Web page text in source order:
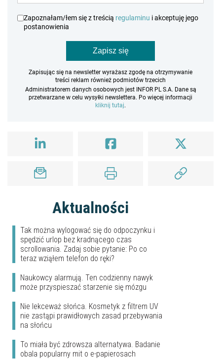
Zapoznałam/łem się z treścią regulaminu i akceptuję jego
postanowienia
Zapisz się
Zapisując się na newsletter wyrażasz zgodę na otrzymywanie
treści reklam również podmiotów trzecich
Administratorem danych osobowych jest INFOR PL S.A. Dane są
przetwarzane w celu wysyłki newslettera. Po więcej informacji
kliknij tutaj.
Aktualności
Tak można wylogować się do odpoczynku i
spędzić urlop bez kradnącego czas
scrollowania. Zadaj sobie pytanie: Po co
teraz wziąłem telefon do ręki?
Naukowcy alarmują. Ten codzienny nawyk
może przyspieszać starzenie się mózgu
Nie lekceważ słońca. Kosmetyk z filtrem UV
nie zastąpi prawidłowych zasad przebywania
na słońcu
To miała być zdrowsza alternatywa. Badanie
obala popularny mit o e-papierosach